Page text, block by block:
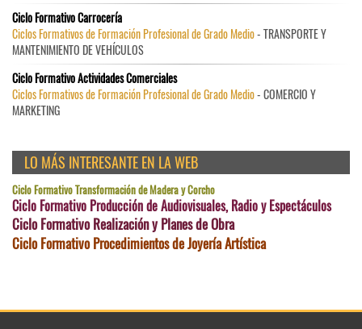
Ciclo Formativo Carrocería
Ciclos Formativos de Formación Profesional de Grado Medio- TRANSPORTE Y
MANTENIMIENTO DE VEHÍCULOS
Ciclo Formativo Actividades Comerciales
Ciclos Formativos de Formación Profesional de Grado Medio- COMERCIO Y
MARKETING
LO MÁS INTERESANTE EN LA WEB
Ciclo Formativo Transformación de Madera y Corcho
Ciclo Formativo Producción de Audiovisuales, Radio y Espectáculos
Ciclo Formativo Realización y Planes de Obra
Ciclo Formativo Procedimientos de Joyería Artística